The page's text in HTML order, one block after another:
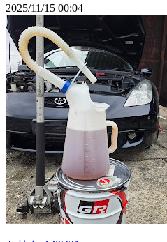
2025/11/15 00:04